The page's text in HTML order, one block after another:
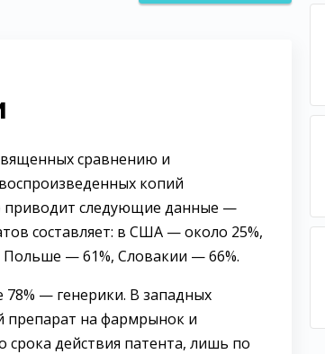
сравнению и
копий
приводит следующие данные —
составляет: в США — около 25%,
— 61%, Словакии — 66%.
78% — генерики. В западных
препарат на фармрынок и
действия патента, лишь по